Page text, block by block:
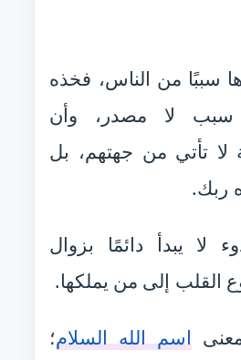
سببًا من الناس، فخذه
سبب لا مصدر، وأن
لا تأتي من جهتهم، بل
ربك.
لا يبدأ دائمًا بزوال
القلب إلى من يملكها.
اسم الله السلام؛